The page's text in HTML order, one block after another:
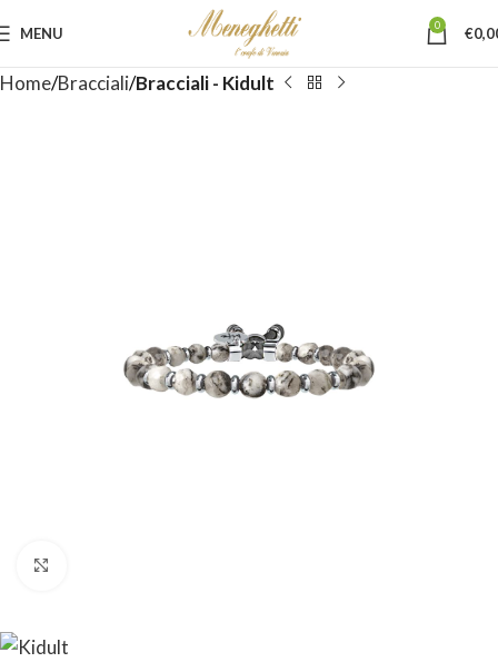
MENU 0 €
Home Bracciali Bracciali - Kidult